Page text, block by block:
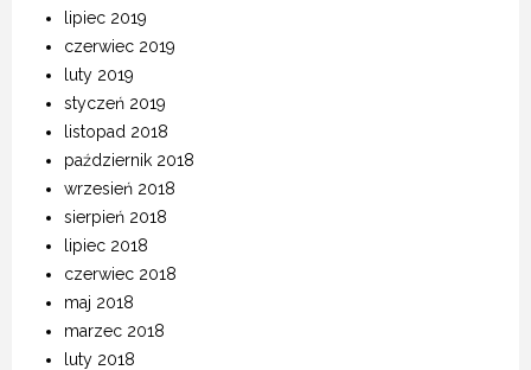
lipiec 2019
czerwiec 2019
luty 2019
styczeń 2019
listopad 2018
październik 2018
wrzesień 2018
sierpień 2018
lipiec 2018
czerwiec 2018
maj 2018
marzec 2018
luty 2018